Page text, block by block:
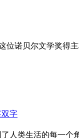
位诺贝尔文学奖得
双字
人类生活的每一个